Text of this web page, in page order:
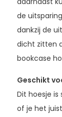
de
dankzij de
dicht zitten
bookcase
Geschikt
Dit hoesje is
of je het